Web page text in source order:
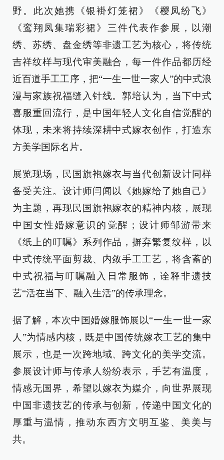
野。此次她携《银褂灯笼裙》《樱凤纷飞》
《鸾翔凤集瑞彩裙》三件代表作参展，以潮
绣、苏绣、盘金绣等非遗工艺为核心，将传统
吉祥纹样与现代审美融合，每一件作品都历经
近百道手工工序，把“一生一世一家人”的中式浪
漫与家族祝福缝入针线。郭培认为，当下中式
喜服重回流行，是中国年轻人文化自信觉醒的
体现，未来将持续深耕中式嫁衣创作，打造东
方美学国际名片。
展览现场，民国旗袍嫁衣与当代创新设计同样
备受关注。设计师闫闻以《她嫁给了她自己》
为主题，再现民国旗袍嫁衣的精神内核，展现
中国女性婚嫁意识的觉醒；设计师邹游带来
《纸上的叮嘱》系列作品，摒弃繁复纹样，以
中式传统平面剪裁、内敛手工工艺，将含蓄的
中式祝福与叮嘱融入日常服饰，诠释非遗技
艺“活在当下、融入生活”的传承理念。
据了解，本次中国婚嫁服饰展以“一生一世一家
人”为情感内核，既是中国传统嫁衣工艺的集中
展示，也是一次跨地域、跨文化的美学交流。
参展设计师与传承人纷纷表示，手艺有温度，
情感无国界，希望以嫁衣为媒介，向世界展现
中国非遗技艺的传承与创新，传递中国文化的
厚重与温情，推动东西方文明互鉴、美美与
共。